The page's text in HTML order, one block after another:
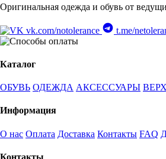
Оригинальная одежда и обувь от
vk.com/notolerance t.me/
Каталог
ОБУВЬ ОДЕЖДА АКСЕССУАРЫ
Информация
О нас Оплата Доставка Контакты FAQ
Контакты